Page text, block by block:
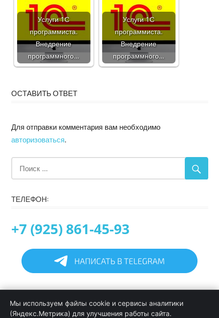
Услуги 1С
программиста.
Внедрение
программного…
Услуги 1С
программиста.
Внедрение
программного…
ОСТАВИТЬ ОТВЕТ
Для отправки комментария вам необходимо
авторизоваться.
ТЕЛЕФОН:
+7 (925) 861-45-93
Информация
Мы используем файлы cookie и сервисы аналитики
(Яндекс.Метрика) для улучшения работы сайта.